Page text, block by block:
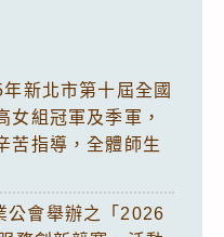
新北市第十屆全國
女組冠軍及季軍，
苦指導，全體師生
公會舉辦之「2026